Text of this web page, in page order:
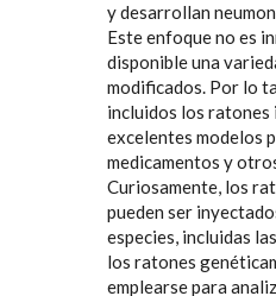
y desarrollan
Este enfoque no es
disponible una
modificados. Por lo
incluidos los ratones
excelentes modelos
medicamentos y
Curiosamente, los
pueden ser
especies, incluidas
los ratones
emplearse para